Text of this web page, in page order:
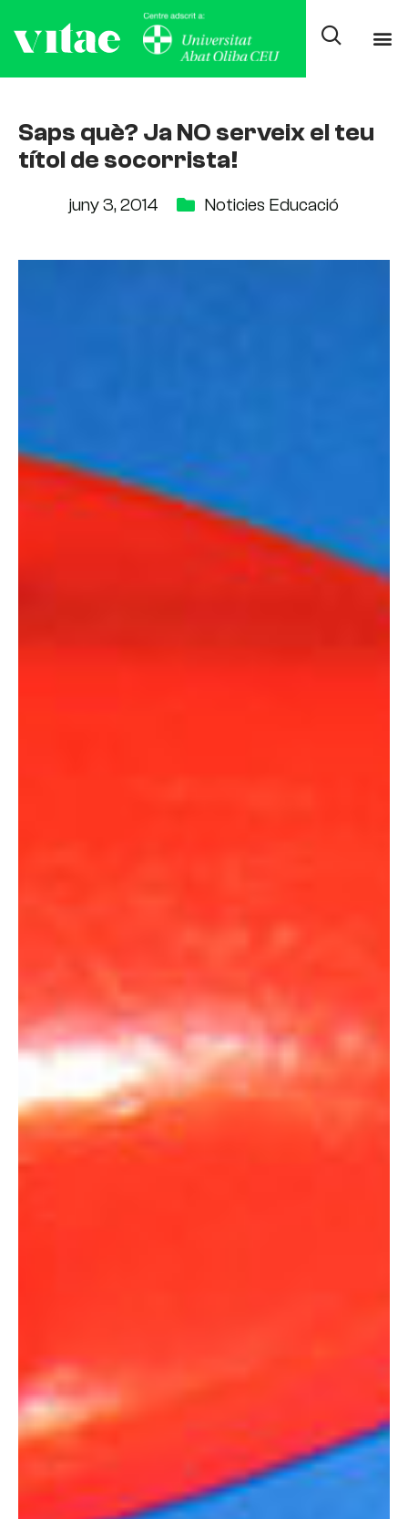
Saps què? Ja NO serveix el teu
títol de socorrista!
juny 3, 2014 Noticies Educació